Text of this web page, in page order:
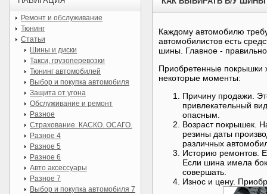
Каждому автомобилю
автомобилистов есть
шины. Главное -
Приобретенные покрышки
некоторые моменты:
Причину продажи.
привлекательный
опасным.
Возраст покрышек.
резины даты
различных
Историю ремонтов.
Если шина имела
совершать.
Износ и цену.
Ремонт и обслуживание
Тюнинг
Статьи
Шины и диски
Такси, грузоперевозки
Тюнинг автомобилей
Выбор и покупка автомобиля
Защита от угона
Обслуживание и ремонт
Разное
Страхование. КАСКО. ОСАГО.
Разное 4
Разное 5
Разное 6
Авто аксессуары
Разное 7
Выбор и покупка автомобиля 7